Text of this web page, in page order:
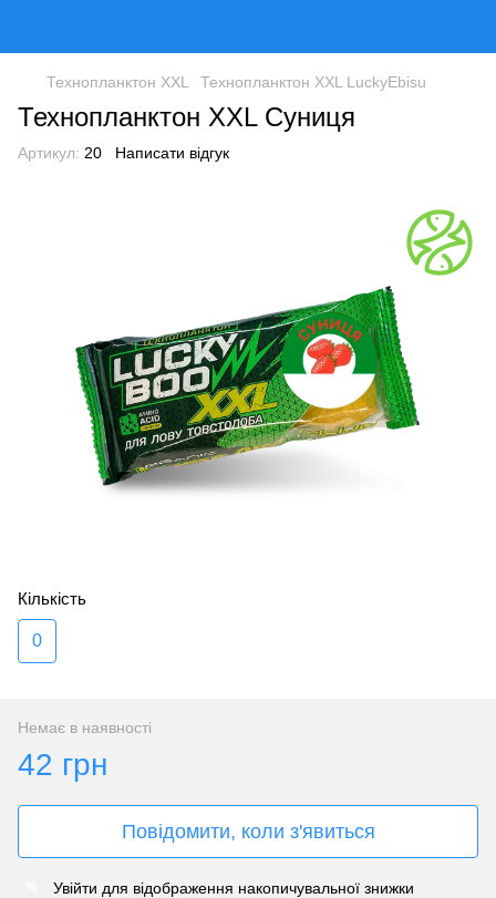
Технопланктон XXL Технопланктон XXL LuckyEbisu
Технопланктон XXL Суниця
Артикул: 20 Написати відгук
Кількість
0
Немає в наявності
42 грн
Повідомити, коли з'явиться
Увійти для відображення накопичувальної знижки